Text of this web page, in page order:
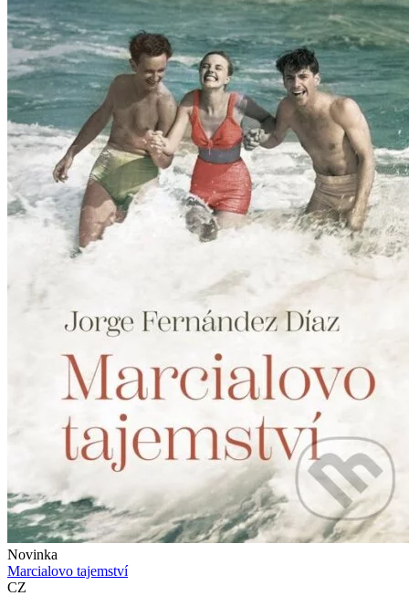
Novinka
Marcialovo tajemství
CZ